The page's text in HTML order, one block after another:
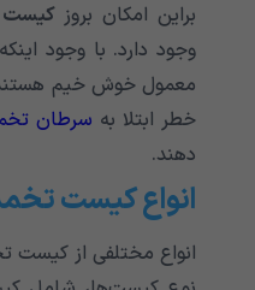
براین امکان بروز کیست
وجود دارد. با وجود
معمول خوش خیم
خطر ابتلا به سرطان
دهند.
انواع کیست
انواع مختلفی از کیست